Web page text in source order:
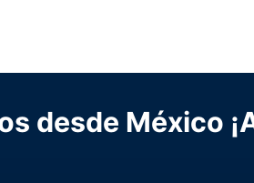
desde México